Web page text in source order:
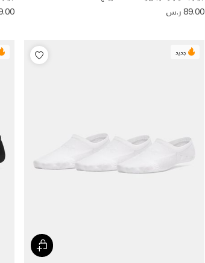
89.00 ر.س
جديد